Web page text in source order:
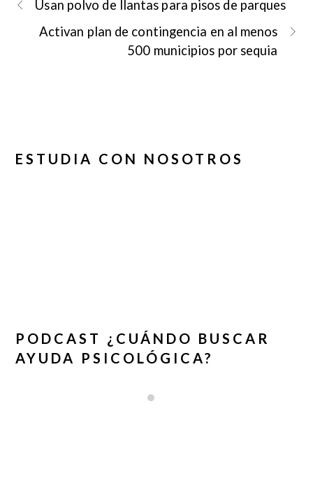
Usan polvo de llantas para pisos de parques
Activan plan de contingencia en al menos
500 municipios por sequia
ESTUDIA CON NOSOTROS
PODCAST ¿CUÁNDO BUSCAR
AYUDA PSICOLÓGICA?